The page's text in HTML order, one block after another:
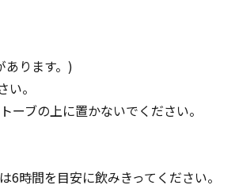
あります。)
。
ーブの上に置かないでください。
時間を目安に飲みきってください。